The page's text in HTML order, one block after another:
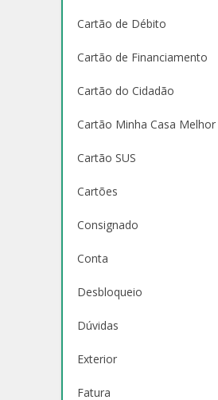
Cartão de Débito
Cartão de Financiamento
Cartão do Cidadão
Cartão Minha Casa Melhor
Cartão SUS
Cartões
Consignado
Conta
Desbloqueio
Dúvidas
Exterior
Fatura